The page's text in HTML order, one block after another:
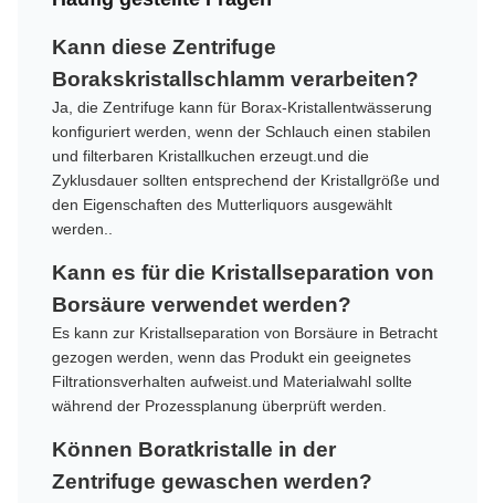
Kann diese Zentrifuge
Borakskristallschlamm verarbeiten?
Ja, die Zentrifuge kann für Borax-Kristallentwässerung
konfiguriert werden, wenn der Schlauch einen stabilen
und filterbaren Kristallkuchen erzeugt.und die
Zyklusdauer sollten entsprechend der Kristallgröße und
den Eigenschaften des Mutterliquors ausgewählt
werden..
Kann es für die Kristallseparation von
Borsäure verwendet werden?
Es kann zur Kristallseparation von Borsäure in Betracht
gezogen werden, wenn das Produkt ein geeignetes
Filtrationsverhalten aufweist.und Materialwahl sollte
während der Prozessplanung überprüft werden.
Können Boratkristalle in der
Zentrifuge gewaschen werden?